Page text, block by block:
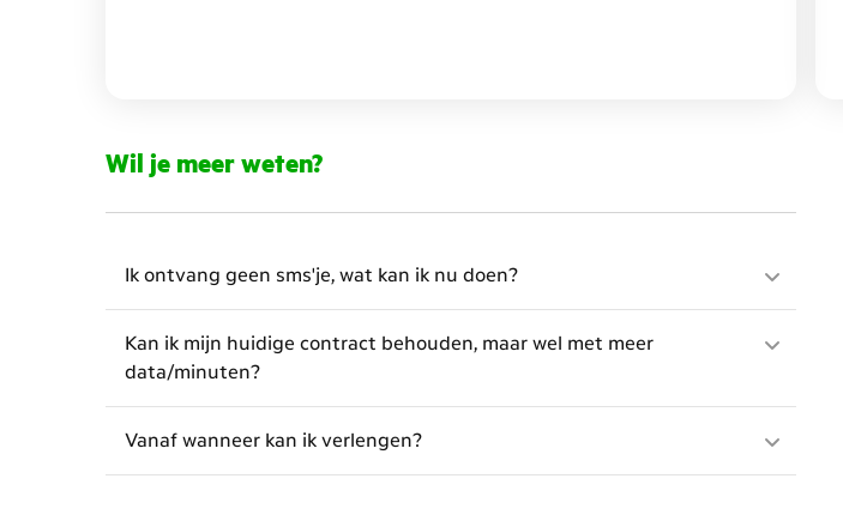
Wil je meer weten?
Ik ontvang geen sms'je, wat kan ik nu doen?
Kan ik mijn huidige contract behouden, maar wel met meer
data/minuten?
Vanaf wanneer kan ik verlengen?